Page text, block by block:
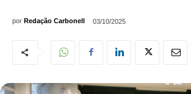
por Redação Carbonell 03/10/2025